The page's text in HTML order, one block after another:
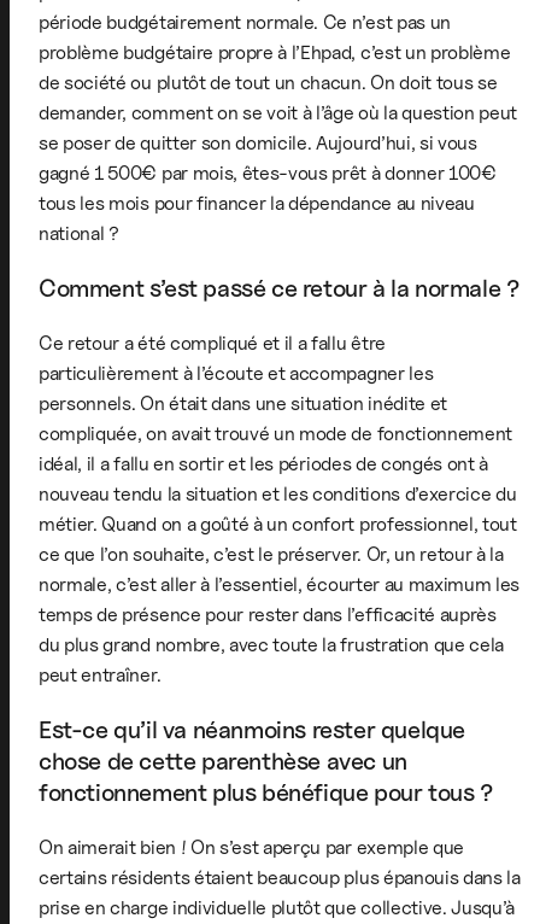
période budgétairement normale. Ce n’est pas un
problème budgétaire propre à l’Ehpad, c’est un problème
de société ou plutôt de tout un chacun. On doit tous se
demander, comment on se voit à l’âge où la question peut
se poser de quitter son domicile. Aujourd’hui, si vous
gagné 1 500€ par mois, êtes-vous prêt à donner 100€
tous les mois pour financer la dépendance au niveau
national ?
Comment s’est passé ce retour à la normale ?
Ce retour a été compliqué et il a fallu être
particulièrement à l’écoute et accompagner les
personnels. On était dans une situation inédite et
compliquée, on avait trouvé un mode de fonctionnement
idéal, il a fallu en sortir et les périodes de congés ont à
nouveau tendu la situation et les conditions d’exercice du
métier. Quand on a goûté à un confort professionnel, tout
ce que l’on souhaite, c’est le préserver. Or, un retour à la
normale, c’est aller à l’essentiel, écourter au maximum les
temps de présence pour rester dans l’efficacité auprès
du plus grand nombre, avec toute la frustration que cela
peut entraîner.
Est-ce qu’il va néanmoins rester quelque
chose de cette parenthèse avec un
fonctionnement plus bénéfique pour tous ?
On aimerait bien ! On s’est aperçu par exemple que
certains résidents étaient beaucoup plus épanouis dans la
prise en charge individuelle plutôt que collective. Jusqu’à